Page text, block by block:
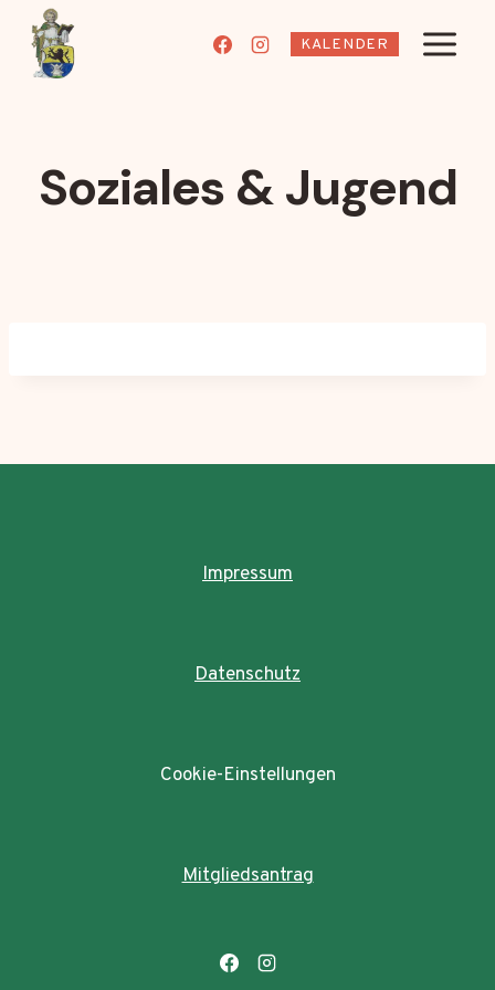
Inhalt
springen
KALENDER
Soziales & Jugend
Impressum
Datenschutz
Cookie-Einstellungen
Mitgliedsantrag